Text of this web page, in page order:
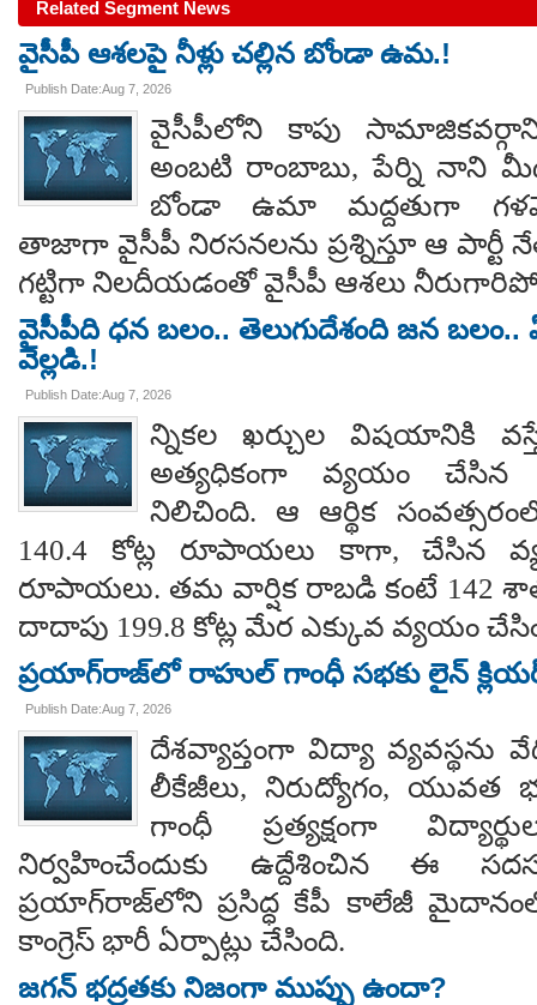
Related Segment News
వైసీపీ ఆశలపై నీళ్లు చల్లిన బోండా ఉమ.!
Publish Date:Aug 7, 2026
వైసీపీలోని కాపు
అంబటి రాంబాబు, పేర్ని నాని
బోండా ఉమా మద్దతుగా
తాజాగా వైసీపీ నిరసనలను ప్రశ్నిస్తూ ఆ
గట్టిగా నిలదీయడంతో వైసీపీ ఆశలు
వైసీపీది ధన బలం.. తెలుగుదేశంది జన
వెల్లడి.!
Publish Date:Aug 7, 2026
న్నికల ఖర్చుల విషయానికి
అత్యధికంగా వ్యయం చేసిన
నిలిచింది. ఆ ఆర్థిక
140.4 కోట్ల రూపాయలు కాగా, చేసిన
రూపాయలు. తమ వార్షిక రాబడి కంటే 142
దాదాపు 199.8 కోట్ల మేర ఎక్కువ వ్యయం
ప్రయాగ్‌రాజ్‌లో రాహుల్ గాంధీ సభకు లైన్
Publish Date:Aug 7, 2026
దేశవ్యాప్తంగా విద్యా వ్యవస్థను
లీకేజీలు, నిరుద్యోగం, యువత
గాంధీ ప్రత్యక్షంగా
నిర్వహించేందుకు ఉద్దేశించిన ఈ
ప్రయాగ్‌రాజ్‌లోని ప్రసిద్ధ కేపీ కాలేజీ మైదానంలో
కాంగ్రెస్ భారీ ఏర్పాట్లు చేసింది.
జగన్ భద్రతకు నిజంగా ముప్పు ఉందా?